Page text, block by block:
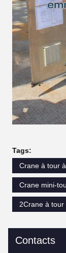
Tags:
Crane à tour
Crane mini-
2Crane à
Contacts